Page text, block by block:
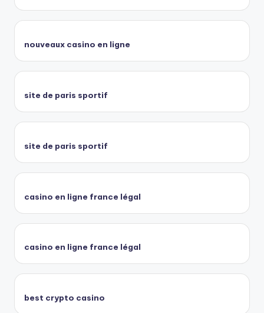
nouveaux casino en ligne
site de paris sportif
site de paris sportif
casino en ligne france légal
casino en ligne france légal
best crypto casino